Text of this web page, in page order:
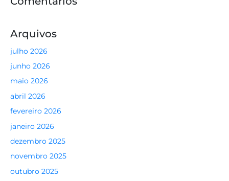
Arquivos
julho 2026
junho 2026
maio 2026
abril 2026
fevereiro 2026
janeiro 2026
dezembro 2025
novembro 2025
outubro 2025